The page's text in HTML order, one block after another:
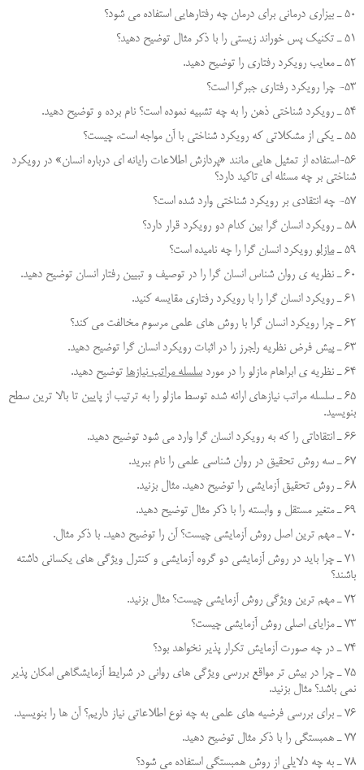
50 ـ بيزاري درماني براي درمان چه رفتارهايي استفاده مي شود؟
51 ـ تکنیک پس خوراند زيستي را با ذکر مثال توضیح دهید؟
52 ـ معايب رويكرد رفتاري را توضيح دهيد.
53- چرا رویکرد رفتاری جبرگرا است؟
54 ـ رويكرد شناختي ذهن را به چه تشبيه نموده است؟ نام برده و توضیح دهید.
55 ـ يكي از مشكلاتي كه رويكرد شناختي با آن مواجه است، چيست؟
56-استفاده از تمثیل هایی مانند «پردازش اطلاعات رایانه ای درباره انسان» در رویکرد
شناختی بر چه مسئله ای تاکید دارد؟
57- چه انتقادی بر رويكرد شناختي وارد شده است؟
58 ـ رويكرد انسان گرا بين كدام دو رويكرد قرار دارد؟
59 ـ
مازلو رويكرد انسان گرا را چه ناميده است؟
60 ـ نظريه ي روان شناس انسان گرا را در توصيف و تبيين رفتار انسان توضيح دهيد.
61 ـ رويكرد انسان گرا را با رويكرد رفتاري مقايسه كنيد.
62 ـ چرا رويكرد انسان گرا با روش هاي علمي مرسوم مخالفت مي كند؟
63 ـ پيش فرض نظريه
راجرز را در اثبات رويكرد انسان گرا توضيح دهيد.
64 ـ نظريه ي ابراهام مازلو را در مورد
سلسله مراتب نيازها توضيح دهيد.
65 ـ سلسله مراتب نيازهاي ارائه شده توسط مازلو را به ترتيب از پايين تا بالا ترين سطح
بنويسيد.
66 ـ انتقاداتي را كه به رويكرد انسان گرا وارد مي شود توضيح دهيد.
67 ـ سه روش تحقيق در روان شناسي علمي را نام ببريد.
68 ـ روش تحقیق آزمايشي را توضيح دهيد. مثال بزنيد.
69 ـ متغير مستقل و وابسته را با ذكر مثال توضيح دهيد.
70 ـ مهم ترين اصل روش آزمايشي چيست؟ آن را توضيح دهيد. با ذكر مثال.
71 ـ چرا بايد در روش آزمايشي دو گروه آزمايشی و كنترل ويژگي هاي يكساني داشته
باشند؟
72 ـ مهم ترين ويژگي روش آزمايشي چيست؟ مثال بزنید.
73 ـ مزاياي اصلي روش آزمايشي چيست؟
74 ـ در چه صورت آزمايش تكرار پذير نخواهد بود؟
75 ـ چرا در بيش تر مواقع بررسي ويژگي هاي رواني در شرايط آزمايشگاهي امكان پذير
نمي باشد؟ مثال بزنيد.
76 ـ براي بررسي فرضيه هاي علمي به چه نوع اطلاعاتي نياز داريم؟ آن ها را بنويسيد.
77 ـ همبستگي را با ذكر مثال توضيح دهيد.
78 ـ به چه دلایلی از روش همبستگی استفاده می شود؟